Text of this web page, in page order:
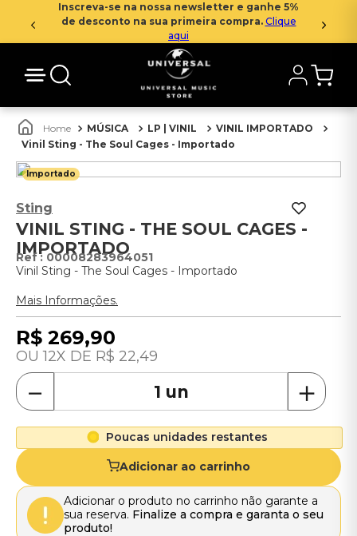
Inscreva-se na nossa newsletter e ganhe 5%
de desconto na sua primeira compra. Clique
aqui
MÚSICA LP | VINIL
VINIL IMPORTADO
Vinil Sting - The Soul Cages - Importado
Importado
Sting
VINIL STING - THE SOUL CAGES -
IMPORTADO
: 00008283964051
Vinil Sting - The Soul Cages - Importado
Mais Informações.
R$ 269,90
12 R$ 22,49
＋
－
Poucas unidades restantes
Adicionar ao carrinho
Adicionar o produto no carrinho não garante a
sua reserva. Finalize a compra e garanta o seu
produto!